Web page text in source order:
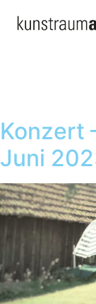
Konzert
Juni